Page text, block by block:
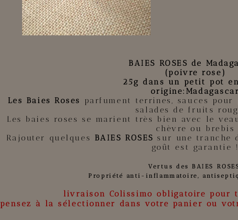
BAIES ROSES de
(poivre rose)
25g dans un petit pot
origine:Madagascar
Les Baies Roses
parfument terrines, sauces pour
salades de fruits
Les baies roses se marient très bien avec le
chèvre ou brebis
Rajouter quelques BAIES ROSES sur une tranche
goût est garantie !
Vertus des BAIES
Propriété anti-inflammatoire,
livraison Colissimo obligatoire pour
pensez à la sélectionner dans votre panier ou